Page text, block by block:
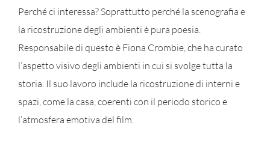
Perché ci interessa? Soprattutto perché la scenografia e
la ricostruzione degli ambienti è pura poesia.
Responsabile di questo è Fiona Crombie, che ha curato
l’aspetto visivo degli ambienti in cui si svolge tutta la
storia. Il suo lavoro include la ricostruzione di interni e
spazi, come la casa, coerenti con il periodo storico e
l’atmosfera emotiva del film.